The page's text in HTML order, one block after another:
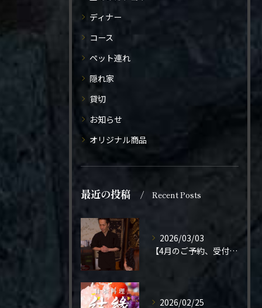
ディナー
コース
ペット連れ
隠れ家
貸切
お知らせ
オリジナル商品
最近の投稿 Recent Posts
2026/03/03
【4月のご予約、受付開始しました】
2026/02/25